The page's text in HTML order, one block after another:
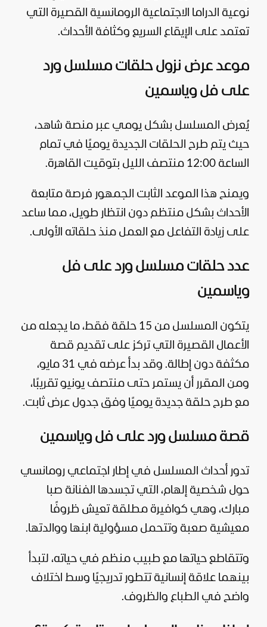
نوعية الدراما الاجتماعية الرومانسية القصيرة التي
تعتمد على الإيقاع السريع وكثافة الأحداث.
موعد عرض نزول حلقات مسلسل ورد
على فل وياسمين
يُعرض المسلسل بشكل يومي عبر منصة شاهد،
حيث يتم طرح الحلقات الجديدة يوميًا في تمام
الساعة 12:00 منتصف الليل بتوقيت القاهرة.
ويمنح هذا الموعد الثابت الجمهور فرصة متابعة
الأحداث بشكل منتظم دون انتظار طويل، مما ساعد
على زيادة التفاعل مع العمل منذ حلقاته الأولى.
عدد حلقات مسلسل ورد على فل
وياسمين
يتكون المسلسل من 15 حلقة فقط، ما يجعله من
الأعمال القصيرة التي تركز على تقديم قصة
مكثفة دون إطالة. وقد بدأ عرضه في 31 مايو،
ومن المقرر أن يستمر حتى منتصف يونيو تقريبًا،
مع طرح حلقة جديدة يوميًا وفق جدول عرض ثابت.
قصة مسلسل ورد على فل وياسمين
تدور أحداث المسلسل في إطار اجتماعي رومانسي
حول شخصية إلهام، التي تجسدها الفنانة صبا
مبارك، وهي كوافيرة مطلقة تعيش ظروفًا
معيشية صعبة وتتحمل مسؤولية ابنها ووالدتها.
وتتقاطع حياتها مع طبيب منظم في حياته، لتبدأ
بينهما علاقة إنسانية تتطور تدريجيًا وسط اختلاف
واضح في الطباع والظروف.